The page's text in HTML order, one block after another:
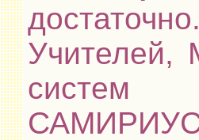
Учителей,
систем
САМИРИУС,